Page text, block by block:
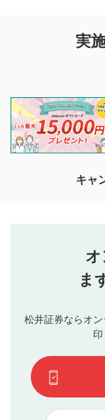
投稿する
星で評価をす
3
動画の評価
です）
を目的として、各
投稿ができます。
閲覧および投稿を
他の利用者が動画
待ちしております
なお、投稿をも
行ってくださ
当社は、利用
ブルによって
評価およびコ
ます。掲載さ
てはお答えで
て結果のご連
下記の項目に
見合わせる場
実
キャ
オ
ま
松井証券ならオ
印